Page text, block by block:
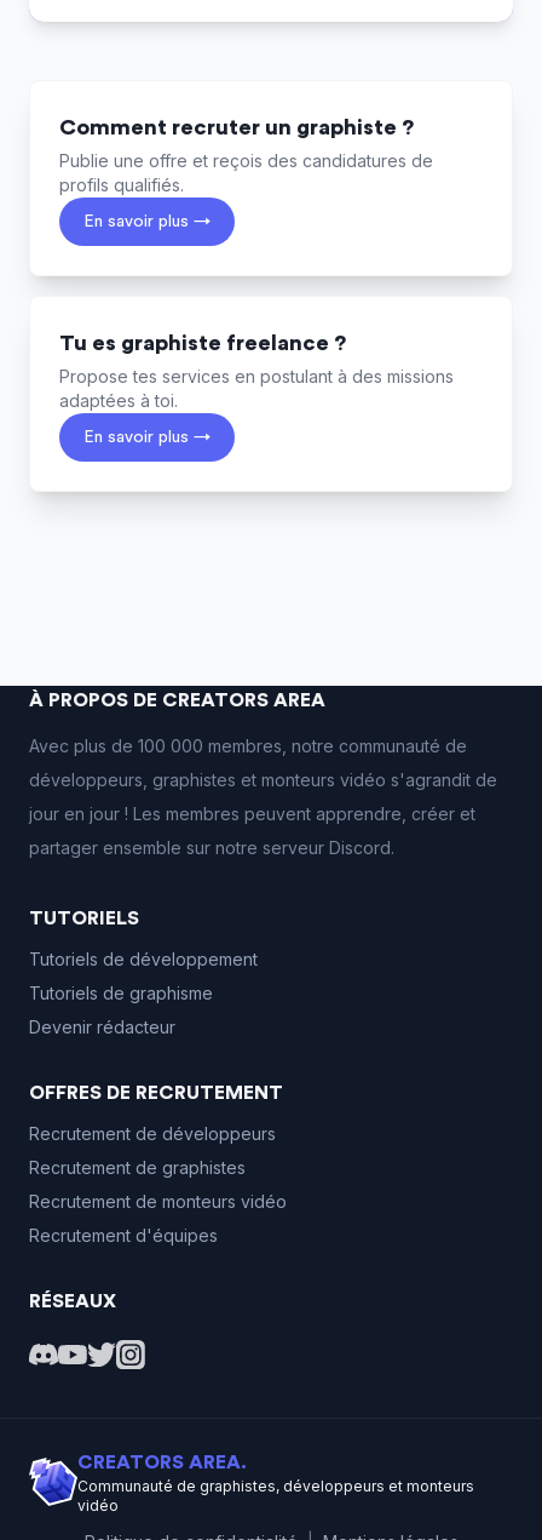
Comment recruter un graphiste ?
Publie une offre et reçois des candidatures de
profils qualifiés.
En savoir plus →
Tu es graphiste freelance ?
Propose tes services en postulant à des missions
adaptées à toi.
En savoir plus →
À PROPOS DE CREATORS AREA
Avec plus de 100 000 membres, notre communauté de
développeurs, graphistes et monteurs vidéo s'agrandit de
jour en jour ! Les membres peuvent apprendre, créer et
partager ensemble sur notre serveur Discord.
TUTORIELS
Tutoriels de développement
Tutoriels de graphisme
Devenir rédacteur
OFFRES DE RECRUTEMENT
Recrutement de développeurs
Recrutement de graphistes
Recrutement de monteurs vidéo
Recrutement d'équipes
RÉSEAUX
CREATORS AREA.
Communauté de graphistes, développeurs et monteurs
vidéo